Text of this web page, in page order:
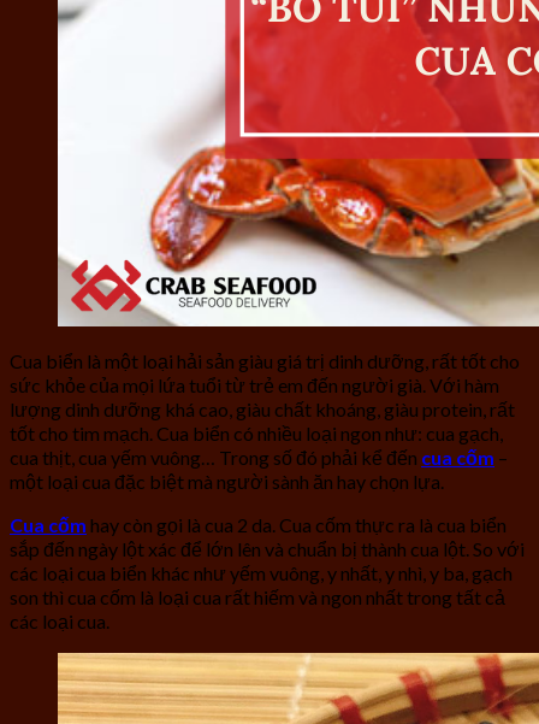
Cua biển là một loại hải sản giàu giá trị dinh dưỡng, rất tốt cho
sức khỏe của mọi lứa tuổi từ trẻ em đến người già. Với hàm
lượng dinh dưỡng khá cao, giàu chất khoáng, giàu protein, rất
tốt cho tim mạch. Cua biển có nhiều loại ngon như: cua gạch,
cua thịt, cua yếm vuông… Trong số đó phải kể đến cua cốm –
một loại cua đặc biệt mà người sành ăn hay chọn lựa.
Cua cốm hay còn gọi là cua 2 da. Cua cốm thực ra là cua biển
sắp đến ngày lột xác để lớn lên và chuẩn bị thành cua lột. So với
các loại cua biển khác như yếm vuông, y nhất, y nhì, y ba, gạch
son thì cua cốm là loại cua rất hiếm và ngon nhất trong tất cả
các loại cua.